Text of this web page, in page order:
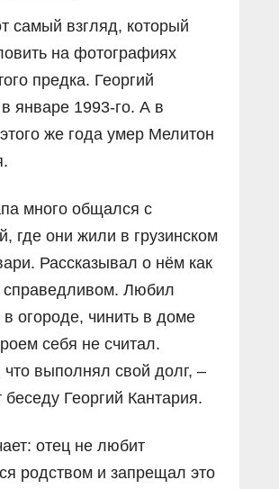
самый взгляд, который
на фотографиях
предка. Георгий
январе 1993-го. А в
же года умер Мелитон
много общался с
где они жили в грузинском
Рассказывал о нём как
справедливом. Любил
в огороде, чинить в доме
себя не считал.
что выполнял свой долг, –
беседу Георгий Кантария.
отец не любит
родством и запрещал это